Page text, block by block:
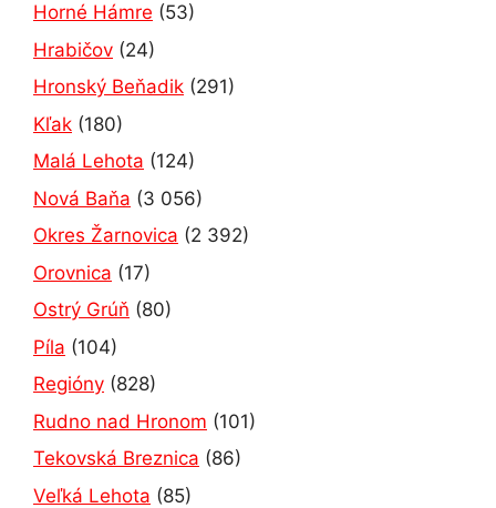
Horné Hámre (53)
Hrabičov (24)
Hronský Beňadik (291)
Kľak (180)
Malá Lehota (124)
Nová Baňa (3 056)
Okres Žarnovica (2 392)
Orovnica (17)
Ostrý Grúň (80)
Píla (104)
Regióny (828)
Rudno nad Hronom (101)
Tekovská Breznica (86)
Veľká Lehota (85)